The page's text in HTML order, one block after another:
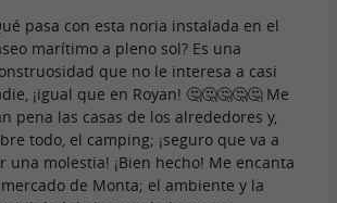
pasa con esta noria instalada en el
marítimo a pleno sol? Es una
que no le interesa a casi
¡igual que en Royan! 🤔🤔🤔🤔🤔 Me
pena las casas de los alrededores y,
todo, el camping; ¡seguro que va a
una molestia! ¡Bien hecho! Me encanta
de Monta; el ambiente y la